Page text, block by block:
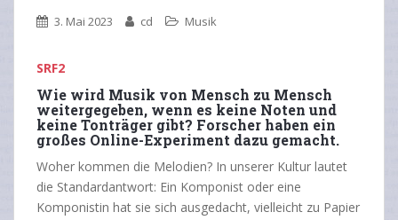
3. Mai 2023 cd Musik
SRF2
Wie wird Musik von Mensch zu Mensch
weitergegeben, wenn es keine Noten und
keine Tonträger gibt? Forscher haben ein
großes Online-Experiment dazu gemacht.
Woher kommen die Melodien? In unserer Kultur lautet
die Standardantwort: Ein Komponist oder eine
Komponistin hat sie sich ausgedacht, vielleicht zu Papier